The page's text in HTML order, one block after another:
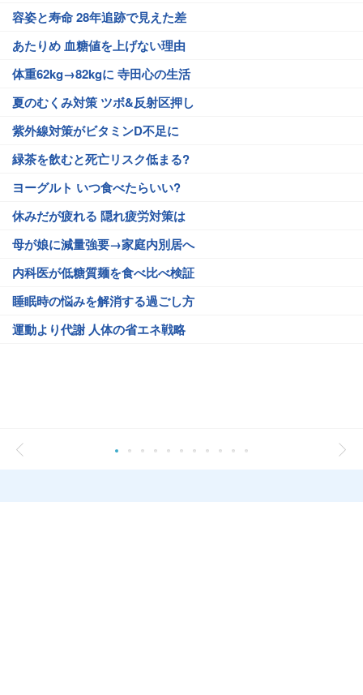
容姿と寿命 28年追跡で見えた差
あたりめ 血糖値を上げない理由
体重62kg→82kgに 寺田心の生活
夏のむくみ対策 ツボ&反射区押し
紫外線対策がビタミンD不足に
緑茶を飲むと死亡リスク低まる?
ヨーグルト いつ食べたらいい?
休みだが疲れる 隠れ疲労対策は
母が娘に減量強要→家庭内別居へ
内科医が低糖質麺を食べ比べ検証
睡眠時の悩みを解消する過ごし方
運動より代謝 人体の省エネ戦略